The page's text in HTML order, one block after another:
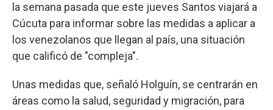
la semana pasada que este jueves Santos viajará a
Cúcuta para informar sobre las medidas a aplicar a
los venezolanos que llegan al país, una situación
que calificó de "compleja".
Unas medidas que, señaló Holguín, se centrarán en
áreas como la salud, seguridad y migración, para